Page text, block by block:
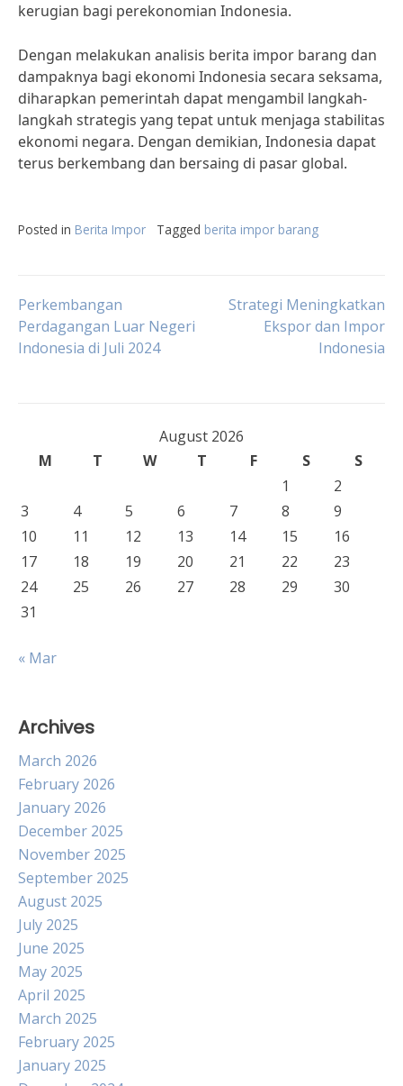
kerugian bagi perekonomian Indonesia.
Dengan melakukan analisis berita impor barang dan
dampaknya bagi ekonomi Indonesia secara seksama,
diharapkan pemerintah dapat mengambil langkah-
langkah strategis yang tepat untuk menjaga stabilitas
ekonomi negara. Dengan demikian, Indonesia dapat
terus berkembang dan bersaing di pasar global.
Posted in Berita Impor Tagged berita impor barang
Post
navigation
Perkembangan
Perdagangan Luar Negeri
Indonesia di Juli 2024
Strategi Meningkatkan
Ekspor dan Impor
Indonesia
August 2026
M
T W T F S
S
1
2
3
4 5 6 7 8
9
10
11 12 13 14 15
16
17
18 19 20 21 22
23
24
25 26 27 28 29
30
31
« Mar
Archives
March 2026
February 2026
January 2026
December 2025
November 2025
September 2025
August 2025
July 2025
June 2025
May 2025
April 2025
March 2025
February 2025
January 2025